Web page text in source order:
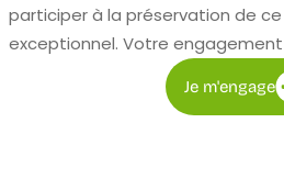
participer à la préservation de
exceptionnel. Votre
Je m'engage